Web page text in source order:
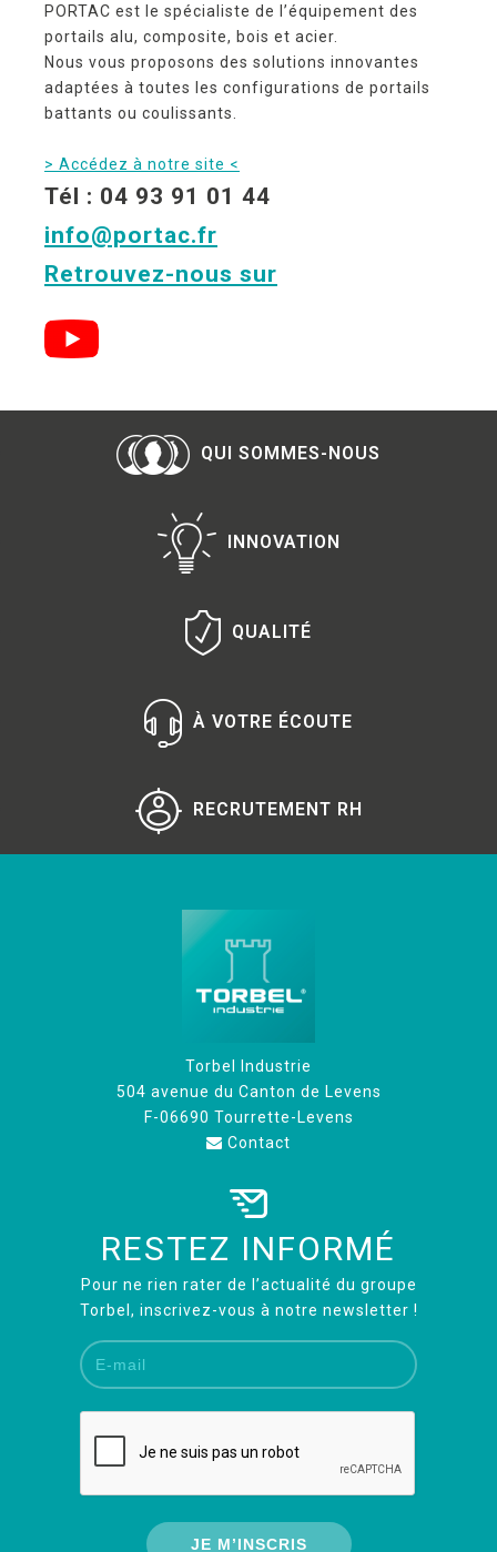
PORTAC est le spécialiste de l’équipement des
portails alu, composite, bois et acier.
Nous vous proposons des solutions innovantes
adaptées à toutes les configurations de portails
battants ou coulissants.
> Accédez à notre site <
Tél : 04 93 91 01 44
info@portac.fr
Retrouvez-nous sur
QUI SOMMES-NOUS
INNOVATION
QUALITÉ
À VOTRE ÉCOUTE
RECRUTEMENT RH
Torbel Industrie
504 avenue du Canton de Levens
F-06690 Tourrette-Levens
Contact
RESTEZ INFORMÉ
Pour ne rien rater de l’actualité du groupe
Torbel, inscrivez-vous à notre newsletter !